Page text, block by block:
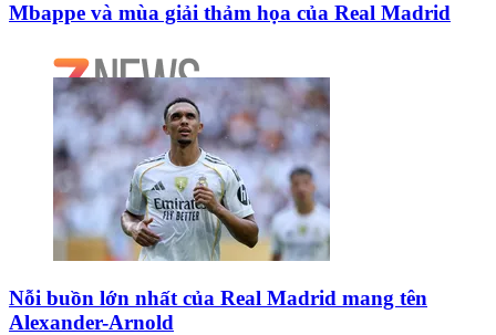
Mbappe và mùa giải thảm họa của Real Madrid
Nỗi buồn lớn nhất của Real Madrid mang tên
Alexander-Arnold